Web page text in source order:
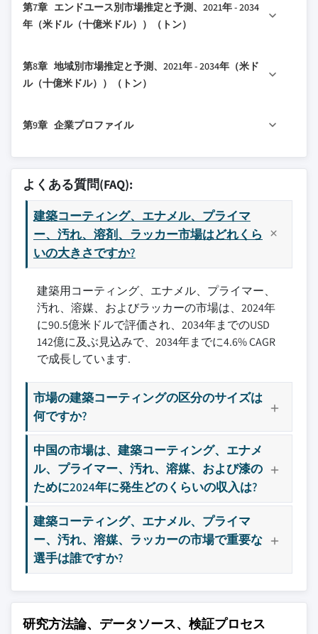
3.2.1.1 貿易量の混乱
3.2.1.2 報復措置
3.2.2.1 供給面の影響（原材料）
3.2.2.1.1 主要原材料の価格変動
3.2.2.1.3 生産コストへの影響
3.2.2.2.1 最終市場への価格転嫁
3.2.2.2.2 市場シェアの変動
3.2.2.2.3 消費者の反応パターン
3.2.3 影響を受ける主要企業
3.2.4 業界の戦略的対応
3.2.4.1 サプライチェーンの再構成
3.2.4.2 価格戦略と製品戦略
3.2.4.3 政策への関与
3.2.5 見通しと今後の検討事項
3.3 貿易統計（HSコード）
3.3.2 主要輸入国
注：上記の貿易統計は主要国のみを対象とします。
3.4 サプライヤーの状況
3.5 利益率分析
3.6 規制環境
3.7 影響要因
3.7.1.1 住宅および商業建設活動の増加
3.7.1.2 環境に優しい低VOC製品への需要
の高まり
3.7.2 業界の課題と障壁
3.7.2.1 原材料および投入コストの変動
5.5 染料
6.2 水性
6.3 溶剤系
第7章 エンドユース別市場推定と予測、2021年 - 2034
年（米ドル（十億米ドル））（トン）
7.2 住宅用
7.3 商業用
第8章 地域別市場推定と予測、2021年 - 2034年（米ド
ル（十億米ドル））（トン）
8.2 北米
8.2.2 カナダ
8.3 欧州
8.3.1 ドイツ
8.3.2 英国
8.3.3 フランス
8.3.4 スペイン
8.3.5 イタリア
8.3.6 欧州その他
8.4 アジア太平洋
8.4.1 中国
8.4.3 日本
8.4.4 オーストラリア
8.4.5 韓国
8.4.6 アジア太平洋その他
8.5 ラテンアメリカ
8.5.1 ブラジル
8.5.2 メキシコ
8.5.3 アルゼンチン
8.5.4 ラテンアメリカその他
8.6.1 サウジアラビア
8.6.3 アラブ首長国連邦
第9章 企業プロファイル
9.1 アクゾノーベル
9.3 アクサルタ・コーティング・システムズ
9.4 BASFコーティングス
9.5 ベンジャミン・ムーア
9.6 ヘンペル
9.8 関西ペイント
9.9 マスコ・コーポレーション
9.10 日本ペイントホールディングス
9.11 PPGインダストリーズ
9.13 シェリーウィリアムズ
9.14 ティッキュリラ
主要な競合他社が見当たりませんか？
このレポートに掲載されている企業は厳選さ
れたものであり、競合全体を網羅するもので
はありません。
当社の市場収益計算は、個別にプロファイル
されていないメーカー、販売業者、専門業者
を含む全地域の全プレイヤーを考慮したボト
ムアップ手法を採用しています。プロファイ
ルセクションは戦略的に重要なプレイヤーに
焦点を当てており、市場規模の範囲を定義す
よくある質問(FAQ):
建築コーティング、エナメル、プライマ
ー、汚れ、溶剤、ラッカー市場はどれくら
いの大きさですか?
建築用コーティング、エナメル、プライマー、
汚れ、溶媒、およびラッカーの市場は、2024年
に90.5億米ドルで評価され、2034年までのUSD
142億に及ぶ見込みで、2034年までに4.6% CAGR
で成長しています.
市場の建築コーティングの区分のサイズは
何ですか?
中国の市場は、建築コーティング、エナメ
ル、プライマー、汚れ、溶媒、および漆の
ために2024年に発生どのくらいの収入は?
建築コーティング、エナメル、プライマ
ー、汚れ、溶媒、ラッカーの市場で重要な
選手は誰ですか?
研究方法論、データソース、検証プロセス